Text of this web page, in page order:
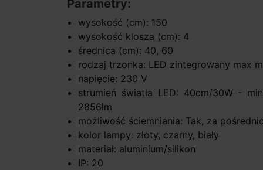
Parametry:
wysokość (cm): 150
wysokość klosza (cm): 4
średnica (cm): 40, 60
rodzaj trzonka: LED zintegrowany max
napięcie: 230 V
strumień światła LED: 40cm/30W -
2856lm
możliwość ściemniania: Tak, za
kolor lampy: złoty, czarny, biały
materiał: aluminium/silikon
IP: 20